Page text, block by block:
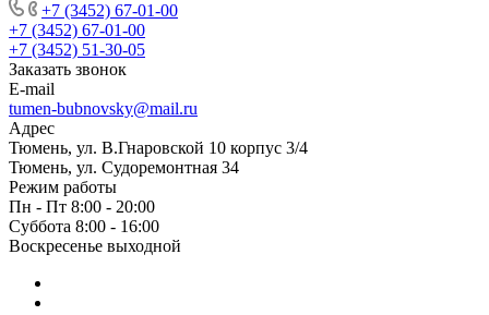
+7 (3452) 67-01-00
+7 (3452) 67-01-00
+7 (3452) 51-30-05
Заказать звонок
E-mail
tumen-bubnovsky@mail.ru
Адрес
Тюмень, ул. В.Гнаровской 10 корпус 3/4
Тюмень, ул. Судоремонтная 34
Режим работы
Пн - Пт 8:00 - 20:00
Суббота 8:00 - 16:00
Воскресенье выходной